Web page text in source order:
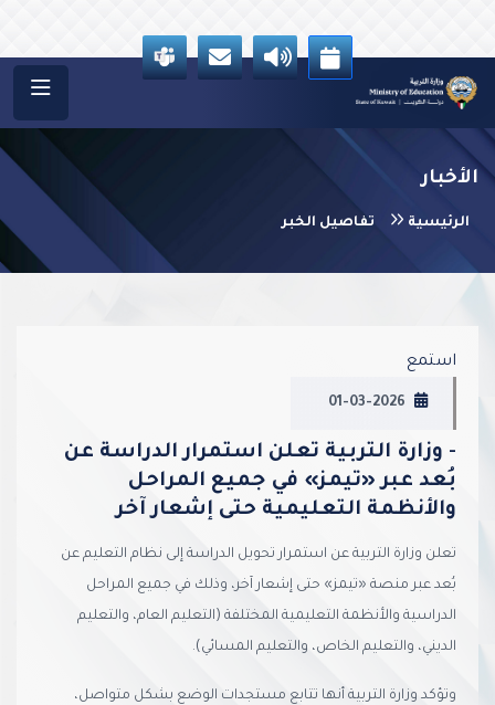
الأخبار
الرئيسية تفاصيل الخبر
Next
استمع
01-03-2026
- وزارة التربية تعلن استمرار الدراسة عن
بُعد عبر «تيمز» في جميع المراحل
والأنظمة التعليمية حتى إشعار آخر
تعلن وزارة التربية عن استمرار تحويل الدراسة إلى نظام التعليم عن
بُعد عبر منصة «تيمز» حتى إشعار آخر، وذلك في جميع المراحل
الدراسية والأنظمة التعليمية المختلفة (التعليم العام، والتعليم
الديني، والتعليم الخاص، والتعليم المسائي).
وتؤكد وزارة التربية أنها تتابع مستجدات الوضع بشكل متواصل،